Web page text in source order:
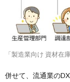
「製造業向け 資材在
併せて、流通業の